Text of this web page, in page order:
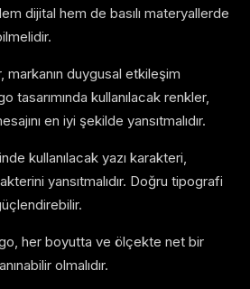
dijital hem de basılı materyallerde
markanın duygusal etkileşim
tasarımında kullanılacak renkler,
en iyi şekilde yansıtmalıdır.
kullanılacak yazı karakteri,
yansıtmalıdır. Doğru tipografi
her boyutta ve ölçekte net bir
olmalıdır.